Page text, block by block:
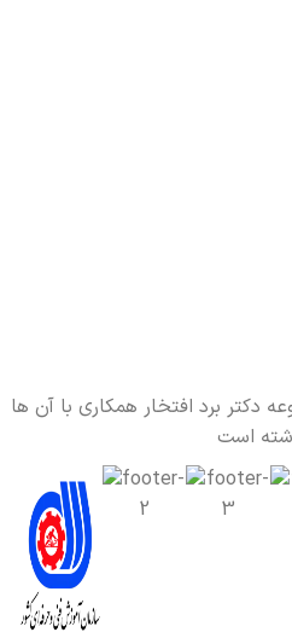
دکتر برد افتخار همکاری با آن ها
است